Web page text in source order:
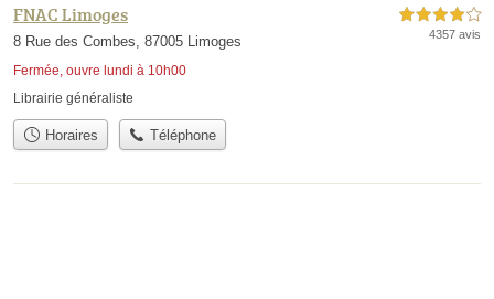
FNAC Limoges
8 Rue des Combes, 87005 Limoges
Fermée, ouvre lundi à 10h00
4,0 étoiles sur 5
4357 avis
Librairie généraliste
Horaires Téléphone